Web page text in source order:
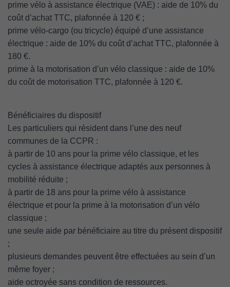
prime vélo à assistance électrique (VAE) : aide de 10% du
coût d’achat TTC, plafonnée à 120 € ;
prime vélo-cargo (ou tricycle) équipé d’une assistance
électrique : aide de 10% du coût d’achat TTC, plafonnée à
180 €.
prime à la motorisation d’un vélo classique : aide de 10%
du coût de motorisation TTC, plafonnée à 120 €.
Bénéficiaires du dispositif
Les particuliers qui résident dans l’une des neuf
communes de la CCPR :
à partir de 10 ans pour la prime vélo classique, et les
cycles à assistance électrique adaptés aux personnes à
mobilité réduite ;
à partir de 18 ans pour la prime vélo à assistance
électrique et pour la prime à la motorisation d’un vélo
classique ;
une seule aide par bénéficiaire au titre du présent dispositif
;
plusieurs demandes peuvent être effectuées au sein d’un
même foyer ;
aide octroyée sans condition de ressources.